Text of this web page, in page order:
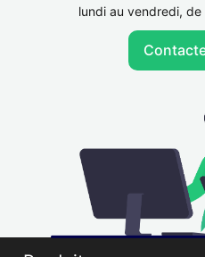
lundi au vendredi,